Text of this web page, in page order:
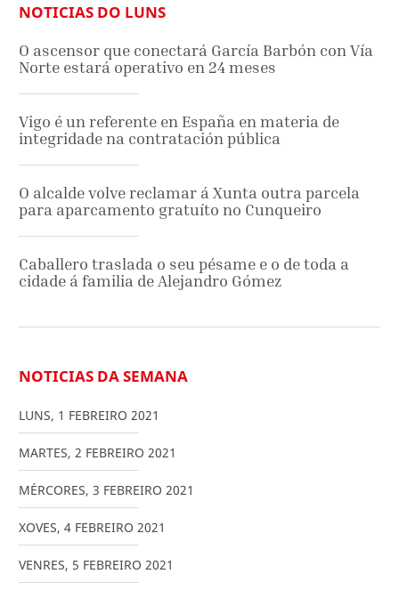
NOTICIAS DO LUNS
O ascensor que conectará García Barbón con Vía
Norte estará operativo en 24 meses
Vigo é un referente en España en materia de
integridade na contratación pública
O alcalde volve reclamar á Xunta outra parcela
para aparcamento gratuíto no Cunqueiro
Caballero traslada o seu pésame e o de toda a
cidade á familia de Alejandro Gómez
NOTICIAS DA SEMANA
LUNS, 1 FEBREIRO 2021
MARTES, 2 FEBREIRO 2021
MÉRCORES, 3 FEBREIRO 2021
XOVES, 4 FEBREIRO 2021
VENRES, 5 FEBREIRO 2021